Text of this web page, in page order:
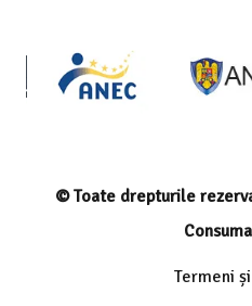
© Toate drepturile
Termeni